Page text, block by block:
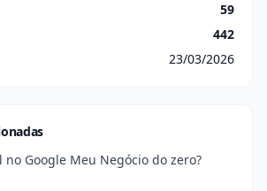
59
442
23/03/2026
Google Meu Negócio do zero?